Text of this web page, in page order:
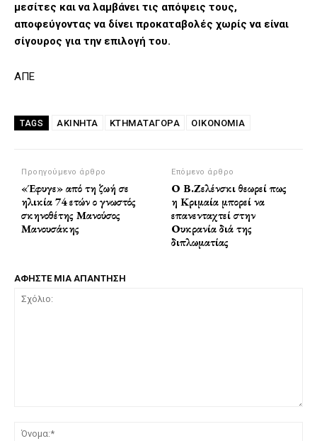
μεσίτες και να λαμβάνει τις απόψεις τους,
αποφεύγοντας να δίνει προκαταβολές χωρίς να είναι
σίγουρος για την επιλογή του.
ΑΠΕ
TAGS ΑΚΙΝΗΤΑ ΚΤΗΜΑΤΑΓΟΡΑ ΟΙΚΟΝΟΜΙΑ
Προηγούμενο άρθρο
«Έφυγε» από τη ζωή σε
ηλικία 74 ετών ο γνωστός
σκηνοθέτης Μανούσος
Μανουσάκης
Επόμενο άρθρο
Ο Β.Ζελένσκι θεωρεί πως
η Κριμαία μπορεί να
επανενταχτεί στην
Ουκρανία διά της
διπλωματίας
ΑΦΗΣΤΕ ΜΙΑ ΑΠΑΝΤΗΣΗ